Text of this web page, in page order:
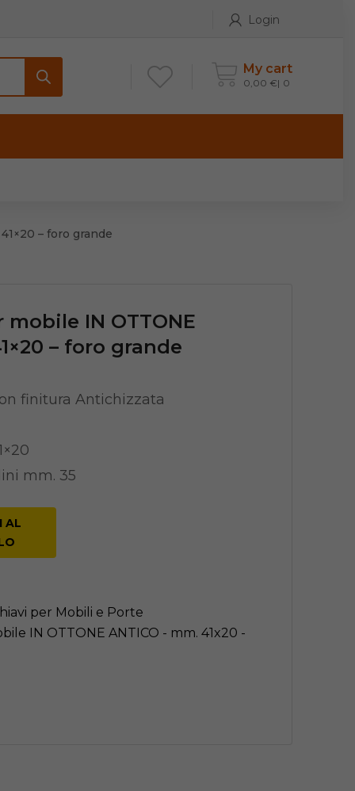
Login
My cart
0,00 € 0
Antico e Classico
Moderno
Maniglie porte stile Antico
– foro grande
mobile IN OTTONE
– foro grande
finitura Antichizzata
mm. 35
AL
per Mobili e Porte
IN OTTONE ANTICO - mm. 41x20 -